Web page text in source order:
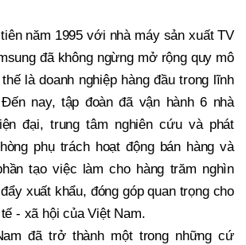
năm 1995 với nhà máy sản xuất TV
đã không ngừng mở rộng quy mô
là doanh nghiệp hàng đầu trong lĩnh
nay, tập đoàn đã vận hành 6 nhà
đại, trung tâm nghiên cứu và phát
phụ trách hoạt động bán hàng và
tạo việc làm cho hàng trăm nghìn
xuất khẩu, đóng góp quan trọng cho
- xã hội của Việt Nam.
đã trở thành một trong những cứ